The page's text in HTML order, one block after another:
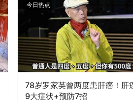
今日热点
78岁罗家英曾两度患肝癌！肝
9大症状+预防7招